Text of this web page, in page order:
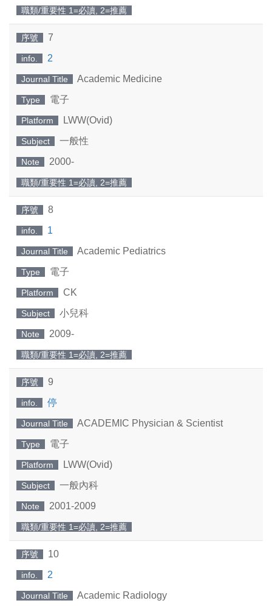
職類/重要性 1=必讀, 2=推薦
序號 7
info. 2
Journal Title Academic Medicine
Type 電子
Platform LWW(Ovid)
Subject 一般性
Note 2000-
職類/重要性 1=必讀, 2=推薦
序號 8
info. 1
Journal Title Academic Pediatrics
Type 電子
Platform CK
Subject 小兒科
Note 2009-
職類/重要性 1=必讀, 2=推薦
序號 9
info. 停
Journal Title ACADEMIC Physician & Scientist
Type 電子
Platform LWW(Ovid)
Subject 一般內科
Note 2001-2009
職類/重要性 1=必讀, 2=推薦
序號 10
info. 2
Journal Title Academic Radiology